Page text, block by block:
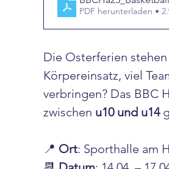
PDF herunterladen •
Die Osterferien
Körpereinsatz, viel
verbringen? Das BBC
zwischen u10 und u14
📍 Ort: Sporthalle am